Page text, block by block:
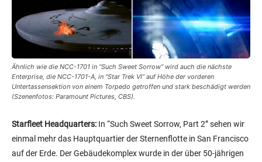
Ähnlich wie die NCC-1701 in “Such Sweet Sorrow” wird auch die nächste
Enterprise, die NCC-1701-A, in “Star Trek VI” auf Höhe der vorderen
Untertassensektion von einem Torpedo getroffen und stark beschädigt werden
(Szenenfotos: Paramount Pictures, CBS).
Starfleet Headquarters: In “Such Sweet Sorrow, Part 2” sehen wir
einmal mehr das Hauptquartier der Sternenflotte in San Francisco
auf der Erde. Der Gebäudekomplex wurde in der über 50-jährigen